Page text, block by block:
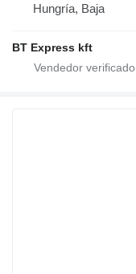
Hungría, Baja
BT Express kft